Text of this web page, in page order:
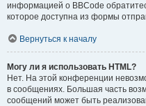
информацией о BBCode
которое доступна из формы
Вернуться к началу
Могу ли я использовать HTML?
Нет. На этой конференции
в сообщениях. Большая часть
сообщений может быть